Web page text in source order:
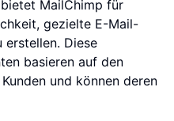
MailChimp für
gezielte E-Mail-
erstellen. Diese
basieren auf den
und können deren